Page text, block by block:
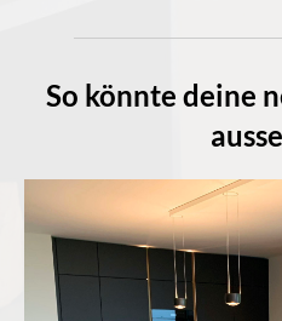
So könnte deine